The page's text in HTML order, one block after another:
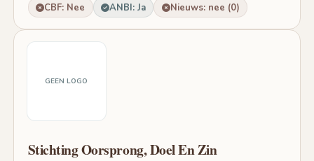
CBF: Nee ANBI: Ja Nieuws: nee (0)
GEEN LOGO
Stichting Oorsprong, Doel En Zin